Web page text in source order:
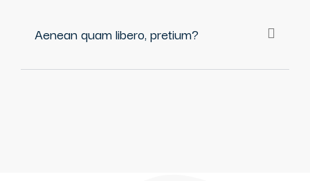
Aenean quam libero, pretium?